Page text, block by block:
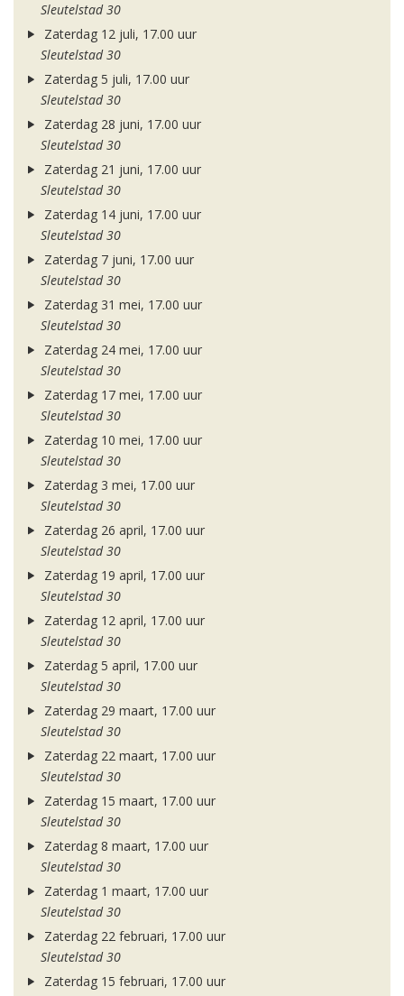
Sleutelstad 30
Zaterdag 12 juli, 17.00 uur
Sleutelstad 30
Zaterdag 5 juli, 17.00 uur
Sleutelstad 30
Zaterdag 28 juni, 17.00 uur
Sleutelstad 30
Zaterdag 21 juni, 17.00 uur
Sleutelstad 30
Zaterdag 14 juni, 17.00 uur
Sleutelstad 30
Zaterdag 7 juni, 17.00 uur
Sleutelstad 30
Zaterdag 31 mei, 17.00 uur
Sleutelstad 30
Zaterdag 24 mei, 17.00 uur
Sleutelstad 30
Zaterdag 17 mei, 17.00 uur
Sleutelstad 30
Zaterdag 10 mei, 17.00 uur
Sleutelstad 30
Zaterdag 3 mei, 17.00 uur
Sleutelstad 30
Zaterdag 26 april, 17.00 uur
Sleutelstad 30
Zaterdag 19 april, 17.00 uur
Sleutelstad 30
Zaterdag 12 april, 17.00 uur
Sleutelstad 30
Zaterdag 5 april, 17.00 uur
Sleutelstad 30
Zaterdag 29 maart, 17.00 uur
Sleutelstad 30
Zaterdag 22 maart, 17.00 uur
Sleutelstad 30
Zaterdag 15 maart, 17.00 uur
Sleutelstad 30
Zaterdag 8 maart, 17.00 uur
Sleutelstad 30
Zaterdag 1 maart, 17.00 uur
Sleutelstad 30
Zaterdag 22 februari, 17.00 uur
Sleutelstad 30
Zaterdag 15 februari, 17.00 uur